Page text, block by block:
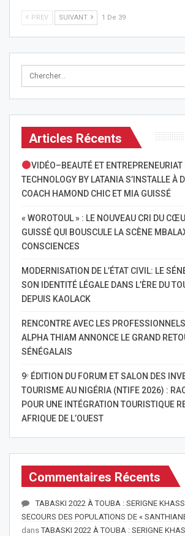
PREV SUIVANT 1 De 39
Articles Récents
VIDÉO–BEAUTÉ ET ENTREPRENEURIAT
TECHNOLOGY BY LATANIA S’INSTALLE À
COACH HAMOND CHIC ET MIA GUISSÉ
« WOROTOUL » : LE NOUVEAU CRI DU
GUISSÉ QUI BOUSCULE LA SCÈNE
CONSCIENCES
MODERNISATION DE L’ÉTAT CIVIL: LE
SON IDENTITÉ LÉGALE DANS L’ÈRE DU
DEPUIS KAOLACK
RENCONTRE AVEC LES
ALPHA THIAM ANNONCE LE GRAND
SÉNÉGALAIS
9ᵉ ÉDITION DU FORUM ET SALON DES
TOURISME AU NIGÉRIA (NTIFE 2026) :
POUR UNE INTÉGRATION TOURISTIQUE
AFRIQUE DE L’OUEST
Commentaires Récents
TABASKI 2022 À TOUBA : SERIGNE
SECOURS DES POPULATIONS DE «
dansTABASKI 2022 À TOUBA : SERIGNE